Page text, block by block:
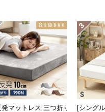
能付きベッド 収納左右組み換
発マットレス 三つ折り 厚さ10cm
[シング